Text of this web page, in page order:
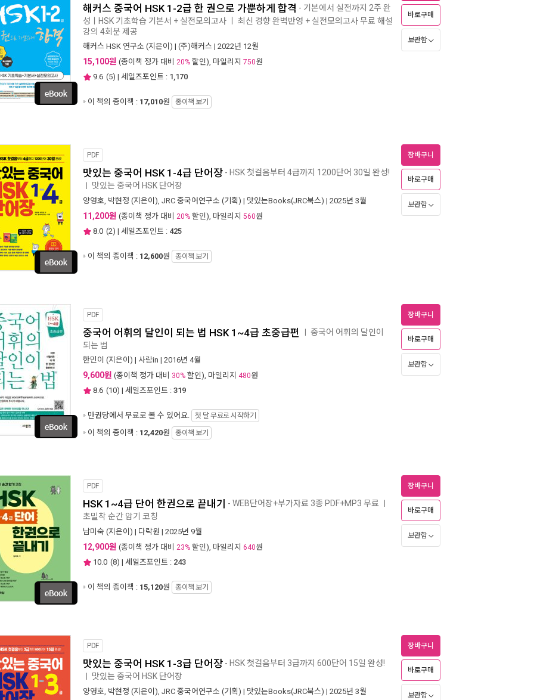
해커스 중국어 HSK 1-2급 한 권으로 가뿐하게 합격 - 기본에서 실전까지 2주 완
성ㅣHSK 기초학습 기본서 + 실전모의고사 ㅣ 최신 경향 완벽반영 + 실전모의고사 무료 해설
강의 4회분 제공
해커스 HSK 연구소 (지은이) | (주)해커스 | 2022년 12월
15,100원 (종이책 정가 대비 20% 할인), 마일리지 750원
9.6 (5) | 세일즈포인트 : 1,170
이 책의 종이책 : 17,010원 종이책 보기
바로구매
보관함
PDF
맛있는 중국어 HSK 1-4급 단어장 - HSK 첫걸음부터 4급까지 1200단어 30일 완성!
맛있는 중국어 HSK 단어장
양영호, 박현정 (지은이), JRC 중국어연구소 (기획) | 맛있는Books(JRC북스) | 2025년 3월
11,200원 (종이책 정가 대비 20% 할인), 마일리지 560원
8.0 (2) | 세일즈포인트 : 425
이 책의 종이책 : 12,600원 종이책 보기
장바구니
바로구매
보관함
PDF
중국어 어휘의 달인이 되는 법 HSK 1~4급 초중급편 중국어 어휘의 달인이
되는 법
한민이 (지은이) | 사람in | 2016년 4월
9,600원 (종이책 정가 대비 30% 할인), 마일리지 480원
8.6 (10) | 세일즈포인트 : 319
만권당에서 무료로 볼 수 있어요. 첫 달 무료로 시작하기
이 책의 종이책 : 12,420원 종이책 보기
장바구니
바로구매
보관함
PDF
HSK 1~4급 단어 한권으로 끝내기 - WEB단어장+부가자료 3종 PDF+MP3 무료
초밀착 순간 암기 코칭
남미숙 (지은이) | 다락원 | 2025년 9월
12,900원 (종이책 정가 대비 23% 할인), 마일리지 640원
10.0 (8) | 세일즈포인트 : 243
이 책의 종이책 : 15,120원 종이책 보기
장바구니
바로구매
보관함
PDF
맛있는 중국어 HSK 1-3급 단어장 - HSK 첫걸음부터 3급까지 600단어 15일 완성!
맛있는 중국어 HSK 단어장
양영호, 박현정 (지은이), JRC 중국어연구소 (기획) | 맛있는Books(JRC북스) | 2025년 3월
장바구니
바로구매
보관함